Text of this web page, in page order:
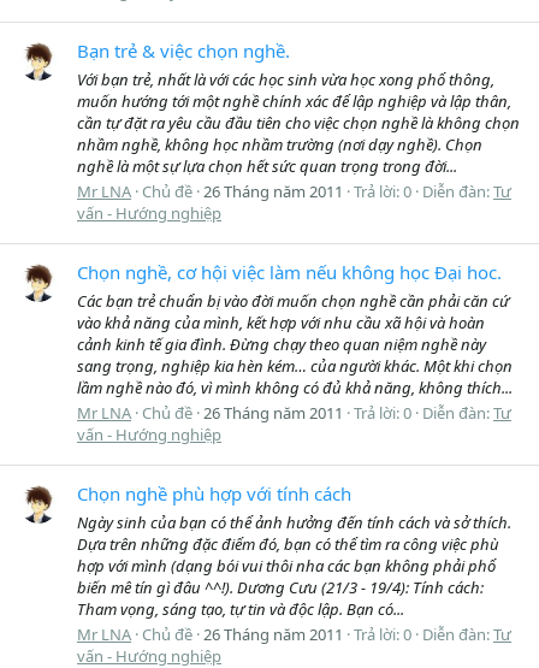
Bạn trẻ & việc chọn nghề.
Với bạn trẻ, nhất là với các học sinh vừa học xong phổ thông,
muốn hướng tới một nghề chính xác để lập nghiệp và lập thân,
cần tự đặt ra yêu cầu đầu tiên cho việc chọn nghề là không chọn
nhầm nghề, không học nhầm trường (nơi dạy nghề). Chọn
nghề là một sự lựa chọn hết sức quan trọng trong đời...
Mr LNA Chủ đề 26 Tháng năm 2011 Trả lời: 0 Diễn đàn:Tư
vấn - Hướng nghiệp
Chọn nghề, cơ hội việc làm nếu không học Đại hoc.
Các bạn trẻ chuẩn bị vào đời muốn chọn nghề cần phải căn cứ
vào khả năng của mình, kết hợp với nhu cầu xã hội và hoàn
cảnh kinh tế gia đình. Đừng chạy theo quan niệm nghề này
sang trọng, nghiệp kia hèn kém… của người khác. Một khi chọn
lầm nghề nào đó, vì mình không có đủ khả năng, không thích...
Mr LNA Chủ đề 26 Tháng năm 2011 Trả lời: 0 Diễn đàn:Tư
vấn - Hướng nghiệp
Chọn nghề phù hợp với tính cách
Ngày sinh của bạn có thể ảnh hưởng đến tính cách và sở thích.
Dựa trên những đặc điểm đó, bạn có thể tìm ra công việc phù
hợp với mình (dạng bói vui thôi nha các bạn không phải phổ
biến mê tín gì đâu ^^!). Dương Cưu (21/3 - 19/4): Tính cách:
Tham vọng, sáng tạo, tự tin và độc lập. Bạn có...
Mr LNA Chủ đề 26 Tháng năm 2011 Trả lời: 0 Diễn đàn:Tư
vấn - Hướng nghiệp